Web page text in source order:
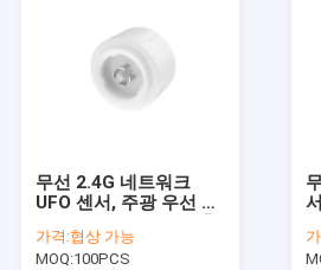
무선 2.4G 네트워크
UFO 센서, 주광 우선 기
력
가격:협상 가능
MOQ:100PCS